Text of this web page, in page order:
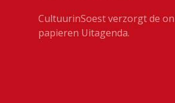
CultuurinSoest verzorgt de
papieren Uitagenda.